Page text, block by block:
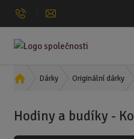
Ú
d
Dárky Originální dárky
Hodiny a budíky -